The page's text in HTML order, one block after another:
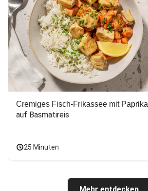
Cremiges Fisch-Frikassee mit Paprika
auf Basmatireis
25 Minuten